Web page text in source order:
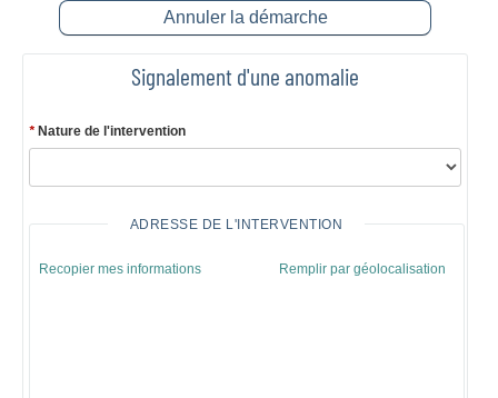
Annuler la démarche
Signalement d'une anomalie
*Nature de l'intervention
ADRESSE DE L'INTERVENTION
Recopier mes informations Remplir par géolocalisation